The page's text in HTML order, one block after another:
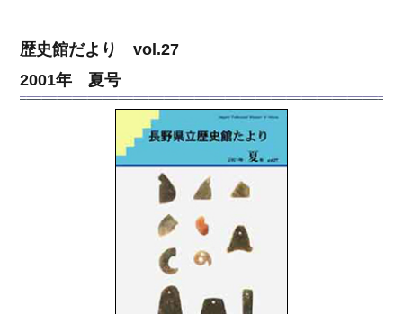
歴史館だより vol.27
2001年 夏号